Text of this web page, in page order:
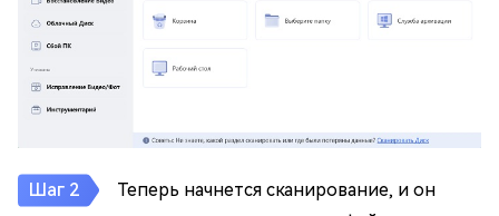
Теперь начнется сканирование, и он